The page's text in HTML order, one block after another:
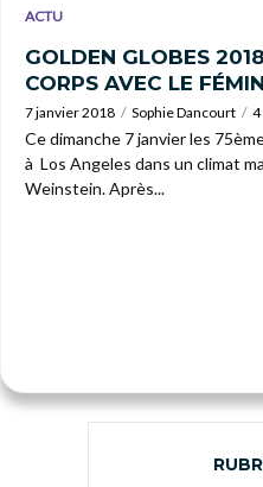
ACTU
GOLDEN GLOBES
CORPS AVEC LE
7 janvier 2018 Sophie Dancourt 4
Ce dimanche 7 janvier les
à Los Angeles dans un climat
Weinstein. Après...